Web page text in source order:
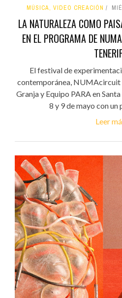
MÚSICA, VIDEO CREACIÓN
LA NATURALEZA COMO
EN EL PROGRAMA DE
El festival de
contemporánea, NUMAcircuit
Granja y Equipo PARA en
8 y 9 de mayo con un
Leer